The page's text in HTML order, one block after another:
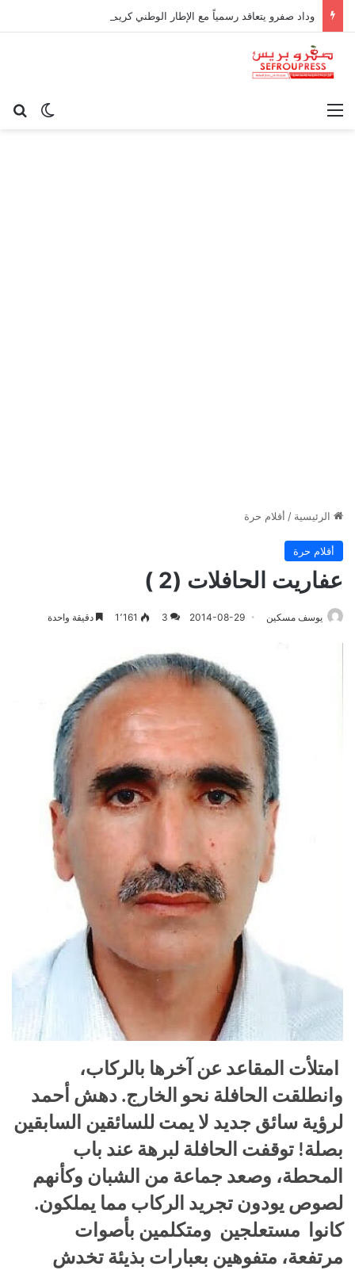
الوضع القائمة
الرئيسية / أقلام حرة
أقلام حرة
عفاريت الحافلات (2 )
يوسف مسكين 2014-08-29
3 1٬161 دقيقة واحدة
امتلأت المقاعد عن آخرها بالركاب،
وانطلقت الحافلة نحو الخارج. دهش أحمد
لرؤية سائق جديد لا يمت للسائقين السابقين
بصلة! توقفت الحافلة لبرهة عند باب
المحطة، وصعد جماعة من الشبان وكأنهم
لصوص يودون تجريد الركاب مما يملكون.
كانوا مستعلجين ومتكلمين بأصوات
مرتفعة، متفوهين بعبارات بذيئة تخدش